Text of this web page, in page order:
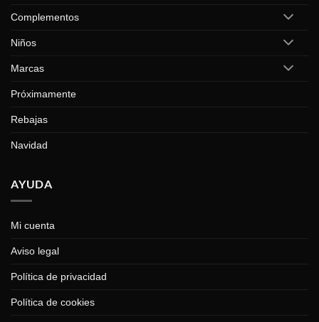
Complementos
Niños
Marcas
Próximamente
Rebajas
Navidad
AYUDA
Mi cuenta
Aviso legal
Política de privacidad
Política de cookies